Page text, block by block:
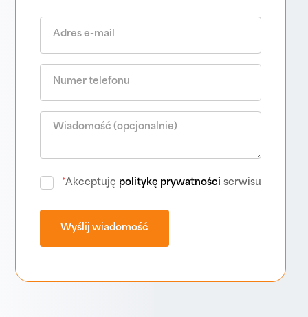
*Akceptuję politykę prywatności serwisu